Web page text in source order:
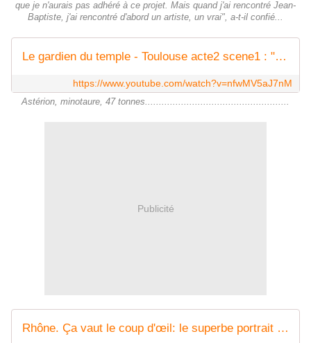
que je n'aurais pas adhéré à ce projet. Mais quand j'ai rencontré Jean-
Baptiste, j'ai rencontré d'abord un artiste, un vrai", a-t-il confié...
Le gardien du temple - Toulouse acte2 scene1 : "Le réveil d'Astérion"
https://www.youtube.com/watch?v=nfwMV5aJ7nM
Astérion, minotaure, 47 tonnes....................................................
Publicité
Rhône. Ça vaut le coup d'œil: le superbe portrait vidéo de Lyon en 4K